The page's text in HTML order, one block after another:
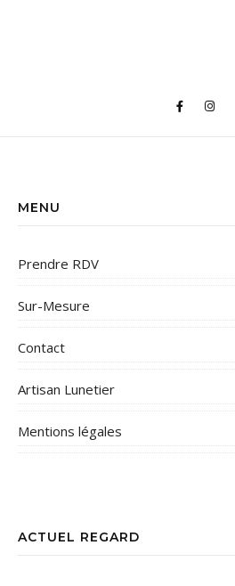
MENU
Prendre RDV
Sur-Mesure
Contact
Artisan Lunetier
Mentions légales
ACTUEL REGARD